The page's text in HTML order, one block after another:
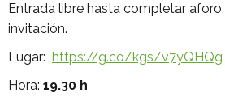
Entrada libre hasta completar
invitación.
Lugar: https://g.co/kgs/v7yQHQg
Hora: 19.30 h